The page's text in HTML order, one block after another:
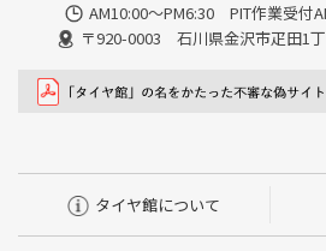
AM10:00～PM6:30 PIT作業受付
〒920-0003 石川県金沢市疋田1
タイヤ館について